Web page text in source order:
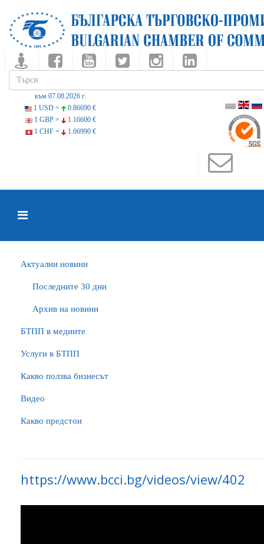
към 07.08.2026 г.
1 USD =
0.86690 €
1 GBP =
1.16600 €
1 CHF =
1.06990 €
Актуални новини
Последните 30 дни
Архив на новини
БTПП в медиите
Услуги в БТПП
Какво ползва бизнесът
Видео
Какво предстои
https://www.bcci.bg/videos/view/402